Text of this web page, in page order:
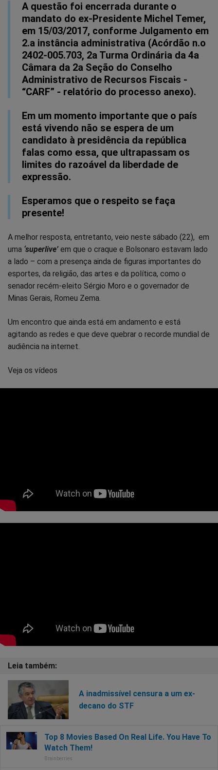
A questão foi encerrada durante o
mandato do ex-Presidente Michel Temer,
em 15/03/2017, conforme Julgamento em
2.a instância administrativa (Acórdão n.o
2402-005.703, 2a Turma Ordinária da 4a
Câmara da 2a Seção do Conselho
Administrativo de Recursos Fiscais -
“CARF” - relatório do processo anexo).
Em um momento importante que o país
está vivendo não se espera de um
candidato à presidência da república
falas como essa, que ultrapassam os
limites do razoável da liberdade de
expressão.
Esperamos que o respeito se faça
presente!
A melhor resposta, entretanto, veio neste sábado (22), em
uma ‘superlive’ em que o craque e Bolsonaro estavam lado
a lado – com a presença ainda de figuras importantes do
esportes, da religião, das artes e da política, como o
senador recém-eleito Sérgio Moro e o governador de
Minas Gerais, Romeu Zema.
Um encontro que ainda está em andamento e está
agitando as redes e que deve quebrar o recorde mundial de
audiência na internet.
Veja os vídeos
A inadmissível censura a um ex-
decano do STF